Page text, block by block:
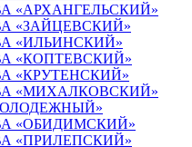
«АРХАНГЕЛЬСКИЙ»
«ЗАЙЦЕВСКИЙ»
«ИЛЬИНСКИЙ»
«КОПТЕВСКИЙ»
«КРУТЕНСКИЙ»
«МИХАЛКОВСКИЙ»
«ОБИДИМСКИЙ»
«ПРИЛЕПСКИЙ»